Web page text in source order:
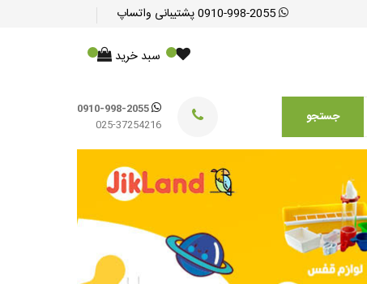
0910-998-2055پشتیبانی واتساپ
سبد خرید
جستجو
0910-998-2055
025-37254216